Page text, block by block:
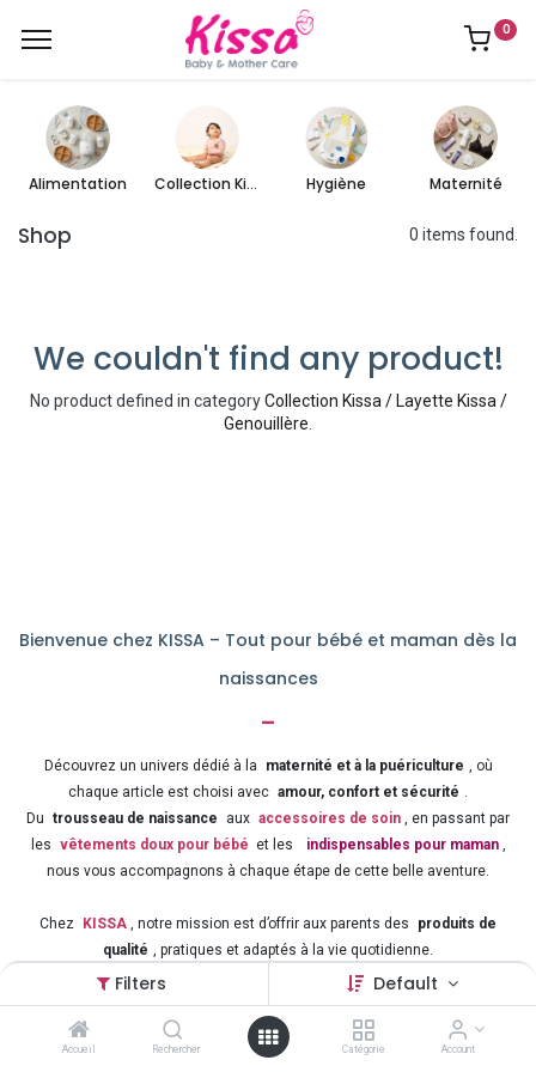
Filters Default
Accueil Rechercher Catégorie Account
0
Alimentation Collection Kissa Hygiène Maternité
Shop 0 items found.
We couldn't find any product!
No product defined in categoryCollection Kissa / Layette Kissa /
Genouillère
Bienvenue chez KISSA – Tout pour bébé et maman dès la
naissances
-
Découvrez un univers dédié à la maternité et à la puériculture
, où
chaque article est choisi avec amour, confort et sécurité
Du trousseau de naissance aux accessoires de soin
, en passant par
les vêtements doux pour bébé et les indispensables pour maman
nous vous accompagnons à chaque étape de cette belle aventure.
Chez KISSA , notre mission est d’offrir aux parents des
produits de
qualité
, pratiques et adaptés à la vie quotidienne.
Préparez sereinement l’arrivée de votre enfant grâce à notre
sélection d’articles pour bébé et maman , au meilleur rapport qualité-prix.
Puériculture – Naissance – Confort – Sécurité – Amour : tout ce qu’il